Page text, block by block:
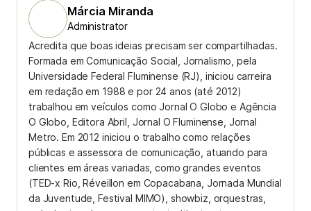
Márcia Miranda
Administrator
Acredita que boas ideias precisam ser compartilhadas.
Formada em Comunicação Social, Jornalismo, pela
Universidade Federal Fluminense (RJ), iniciou carreira
em redação em 1988 e por 24 anos (até 2012)
trabalhou em veículos como Jornal O Globo e Agência
O Globo, Editora Abril, Jornal O Fluminense, Jornal
Metro. Em 2012 iniciou o trabalho como relações
públicas e assessora de comunicação, atuando para
clientes em áreas variadas, como grandes eventos
(TED-x Rio, Réveillon em Copacabana, Jornada Mundial
da Juventude, Festival MIMO), showbiz, orquestras,